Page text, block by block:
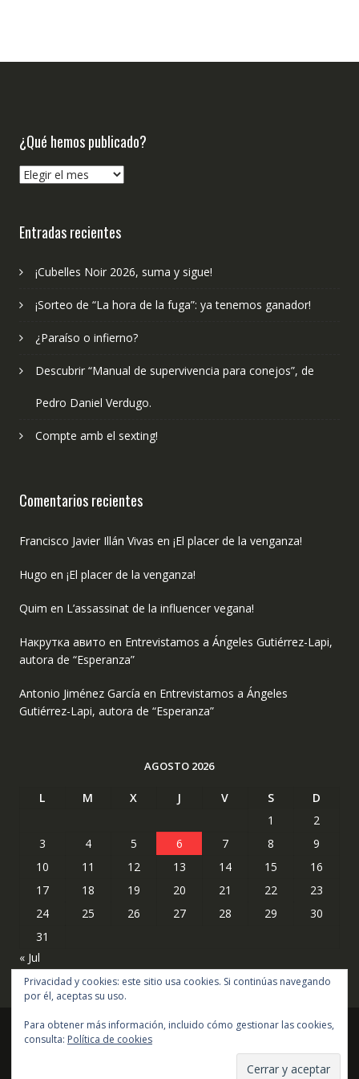
¿Qué hemos publicado?
¿Qué
Entradas recientes
¡Cubelles Noir 2026, suma y sigue!
¡Sorteo de “La hora de la fuga”: ya tenemos ganador!
¿Paraíso o infierno?
Descubrir “Manual de supervivencia para conejos”, de
Pedro Daniel Verdugo.
Compte amb el sexting!
Comentarios recientes
Francisco Javier Illán Vivas en ¡El placer de la venganza!
Hugo en ¡El placer de la venganza!
Quim en L’assassinat de la influencer vegana!
Накрутка авито en Entrevistamos a Ángeles Gutiérrez-Lapi,
autora de “Esperanza”
Antonio Jiménez García en Entrevistamos a Ángeles
Gutiérrez-Lapi, autora de “Esperanza”
AGOSTO 2026
L M X J V S
D
1
2
3
4 5 6 7 8
9
10
11 12 13 14 15
16
17
18 19 20 21 22
23
24
25 26 27 28 29
30
31
« Jul
Copyright © todos los derechos reservados
Acme Themes
Privacidad y cookies: este sitio usa cookies. Si continúas navegando
por él, aceptas su uso.
Para obtener más información, incluido cómo gestionar las cookies,
consulta: Política de cookies